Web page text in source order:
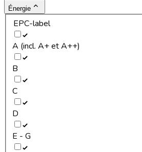
Énergie
EPC-label
A (incl. A+ et A++)
B
C
D
E - G